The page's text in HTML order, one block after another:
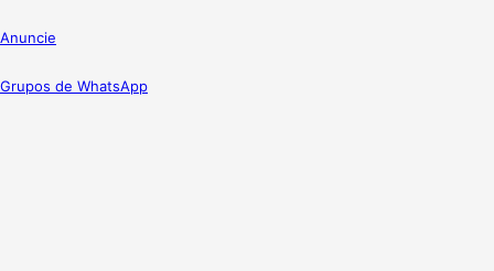
Anuncie
Grupos de WhatsApp